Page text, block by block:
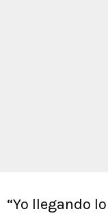
“Yo llegando